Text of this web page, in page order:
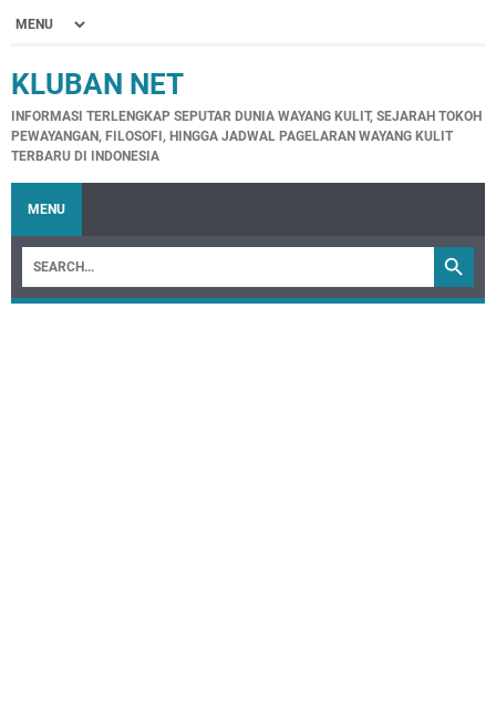
KLUBAN NET
INFORMASI TERLENGKAP SEPUTAR DUNIA WAYANG KULIT, SEJARAH TOKOH
PEWAYANGAN, FILOSOFI, HINGGA JADWAL PAGELARAN WAYANG KULIT
TERBARU DI INDONESIA
MENU